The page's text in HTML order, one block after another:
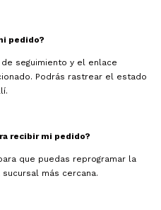
pedido?
seguimiento y el enlace
Podrás rastrear el estado
recibir mi pedido?
que puedas reprogramar la
más cercana.